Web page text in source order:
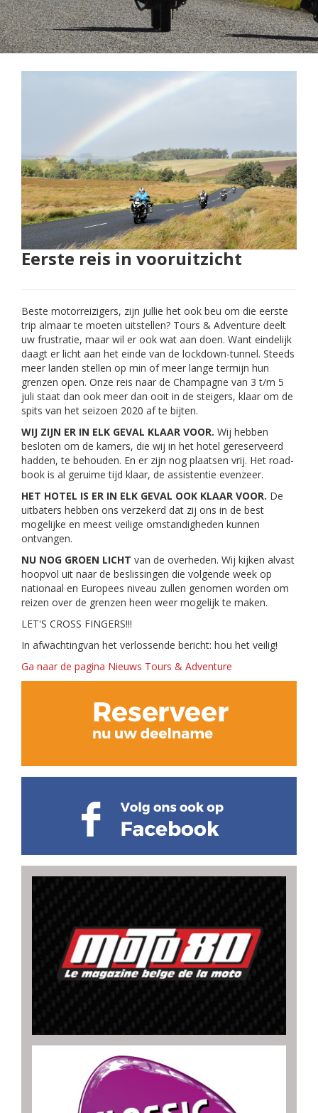
Eerste reis in vooruitzicht
Beste motorreizigers, zijn jullie het ook beu om die eerste
trip almaar te moeten uitstellen? Tours & Adventure deelt
uw frustratie, maar wil er ook wat aan doen. Want eindelijk
daagt er licht aan het einde van de lockdown-tunnel. Steeds
meer landen stellen op min of meer lange termijn hun
grenzen open. Onze reis naar de Champagne van 3 t/m 5
juli staat dan ook meer dan ooit in de steigers, klaar om de
spits van het seizoen 2020 af te bijten.
WIJ ZIJN ER IN ELK GEVAL KLAAR VOOR. Wij hebben
besloten om de kamers, die wij in het hotel gereserveerd
hadden, te behouden. En er zijn nog plaatsen vrij. Het road-
book is al geruime tijd klaar, de assistentie evenzeer.
HET HOTEL IS ER IN ELK GEVAL OOK KLAAR VOOR. De
uitbaters hebben ons verzekerd dat zij ons in de best
mogelijke en meest veilige omstandigheden kunnen
ontvangen.
NU NOG GROEN LICHT van de overheden. Wij kijken alvast
hoopvol uit naar de beslissingen die volgende week op
nationaal en Europees niveau zullen genomen worden om
reizen over de grenzen heen weer mogelijk te maken.
LET'S CROSS FINGERS!!!
In afwachtingvan het verlossende bericht: hou het veilig!
Ga naar de pagina Nieuws Tours & Adventure